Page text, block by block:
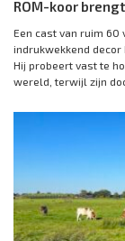
ROM-koor
Een cast van ruim 60
indrukwekkend decor
Hij probeert vast te
wereld, terwijl zijn